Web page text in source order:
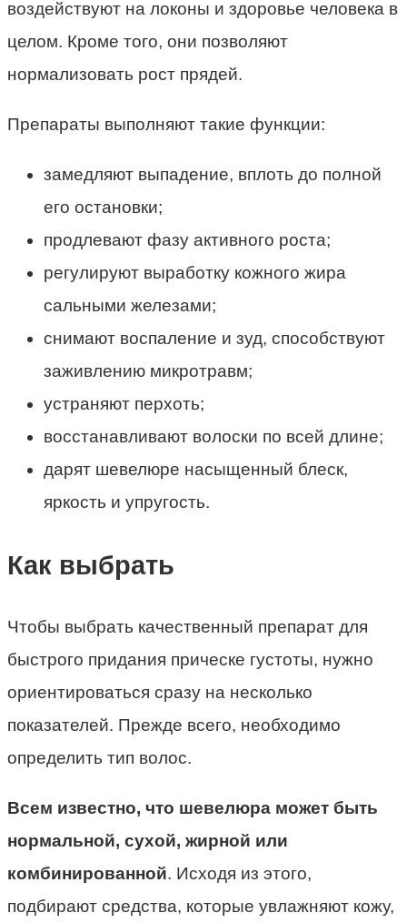
воздействуют на локоны и здоровье человека в
целом. Кроме того, они позволяют
нормализовать рост прядей.
Препараты выполняют такие функции:
замедляют выпадение, вплоть до полной
его остановки;
продлевают фазу активного роста;
регулируют выработку кожного жира
сальными железами;
снимают воспаление и зуд, способствуют
заживлению микротравм;
устраняют перхоть;
восстанавливают волоски по всей длине;
дарят шевелюре насыщенный блеск,
яркость и упругость.
Как выбрать
Чтобы выбрать качественный препарат для
быстрого придания прическе густоты, нужно
ориентироваться сразу на несколько
показателей. Прежде всего, необходимо
определить тип волос.
Всем известно, что шевелюра может быть
нормальной, сухой, жирной или
комбинированной. Исходя из этого,
подбирают средства, которые увлажняют кожу,